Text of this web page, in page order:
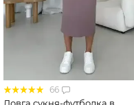
66
Довга сукня-футболка в